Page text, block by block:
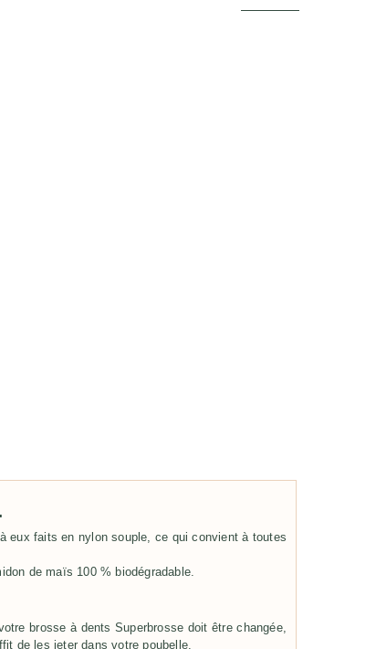
eux faits en nylon souple, ce qui convient à toutes
de maïs 100 % biodégradable.
brosse à dents Superbrosse doit être changée,
de les jeter dans votre poubelle.